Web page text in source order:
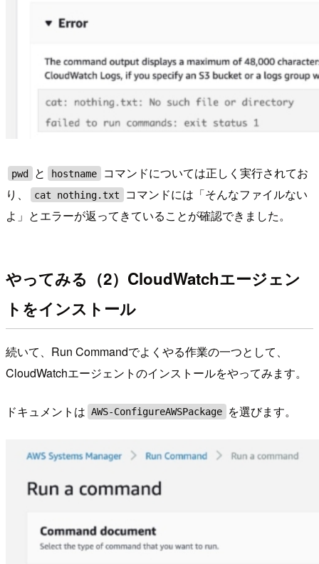
pwd と hostname
コマンドについては正しく実行されてお
り、
cat nothing.txt
コマンドには「そんなファイルない
よ」とエラーが返ってきていることが確認できました。
やってみる（2）CloudWatchエージェン
トをインストール
続いて、Run Commandでよくやる作業の一つとして、
CloudWatchエージェントのインストールをやってみます。
ドキュメントは AWS-ConfigureAWSPackage を選びます。